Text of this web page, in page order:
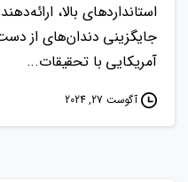
استانداردهای بالا،
جایگزینی دندان‌های از
آمریکایی با تحقیقات...
آگوست 27, 2024